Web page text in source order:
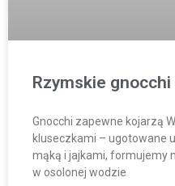
Rzymskie
Gnocchi zapewne kojarzą
kluseczkami – ugotowane
mąką i jajkami, formujemy
w osolonej wodzie